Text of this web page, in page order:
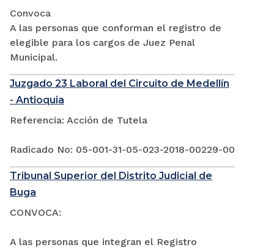
Convoca
A las personas que conforman el registro de
elegible para los cargos de Juez Penal
Municipal.
Juzgado 23 Laboral del Circuito de Medellín
- Antioquia
Referencia: Acción de Tutela
Radicado No: 05-001-31-05-023-2018-00229-00
Tribunal Superior del Distrito Judicial de
Buga
CONVOCA:
A las personas que integran el Registro